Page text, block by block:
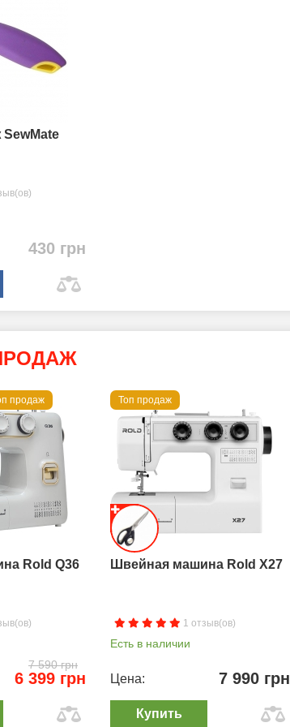
430 грн
продаж
Rold Q36
7 590 грн
6 399 грн
Топ продаж
Швейная машина Rold X27
1 отзыв(ов)
Есть в наличии
Цена: 7 990 грн
Купить